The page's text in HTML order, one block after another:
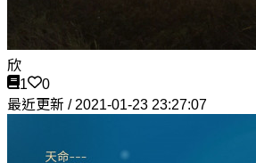
欣
1
0
最近更新 / 2021-01-23 23:27:07